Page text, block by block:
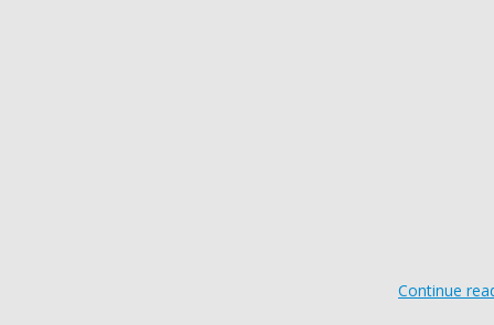
Continue